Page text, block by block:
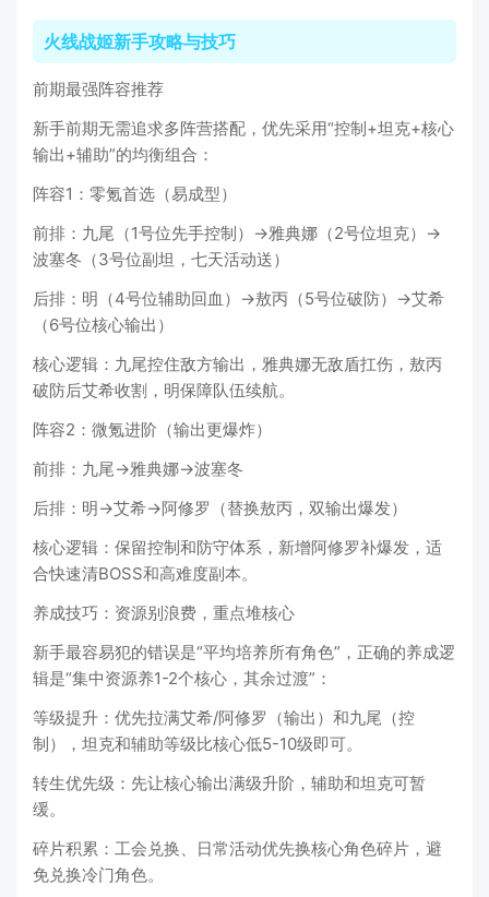
火线战姬新手攻略与技巧
前期最强阵容推荐
新手前期无需追求多阵营搭配，优先采用“控制+坦克+核心
输出+辅助”的均衡组合：
阵容1：零氪首选（易成型）
前排：九尾（1号位先手控制）→雅典娜（2号位坦克）→
波塞冬（3号位副坦，七天活动送）
后排：明（4号位辅助回血）→敖丙（5号位破防）→艾希
（6号位核心输出）
核心逻辑：九尾控住敌方输出，雅典娜无敌盾扛伤，敖丙
破防后艾希收割，明保障队伍续航。
阵容2：微氪进阶（输出更爆炸）
前排：九尾→雅典娜→波塞冬
后排：明→艾希→阿修罗（替换敖丙，双输出爆发）
核心逻辑：保留控制和防守体系，新增阿修罗补爆发，适
合快速清BOSS和高难度副本。
养成技巧：资源别浪费，重点堆核心
新手最容易犯的错误是“平均培养所有角色”，正确的养成逻
辑是“集中资源养1-2个核心，其余过渡”：
等级提升：优先拉满艾希/阿修罗（输出）和九尾（控
制），坦克和辅助等级比核心低5-10级即可。
转生优先级：先让核心输出满级升阶，辅助和坦克可暂
缓。
碎片积累：工会兑换、日常活动优先换核心角色碎片，避
免兑换冷门角色。